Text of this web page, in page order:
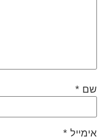
שם *
אימייל *